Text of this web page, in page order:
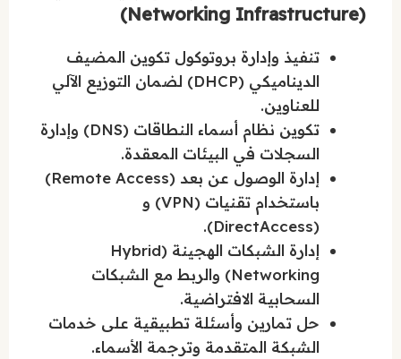
(Networking Infrastructure)
تنفيذ وإدارة بروتوكول تكوين المضيف
الديناميكي (DHCP) لضمان التوزيع الآلي
للعناوين.
تكوين نظام أسماء النطاقات (DNS) وإدارة
السجلات في البيئات المعقدة.
إدارة الوصول عن بعد (Remote Access)
باستخدام تقنيات (VPN) و
(DirectAccess).
إدارة الشبكات الهجينة (Hybrid
Networking) والربط مع الشبكات
السحابية الافتراضية.
حل تمارين وأسئلة تطبيقية على خدمات
الشبكة المتقدمة وترجمة الأسماء.